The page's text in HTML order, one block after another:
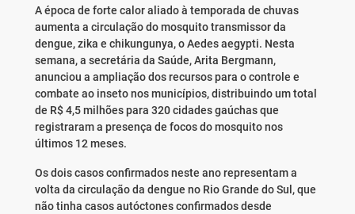
A época de forte calor aliado à temporada de chuvas
aumenta a circulação do mosquito transmissor da
dengue, zika e chikungunya, o Aedes aegypti. Nesta
semana, a secretária da Saúde, Arita Bergmann,
anunciou a ampliação dos recursos para o controle e
combate ao inseto nos municípios, distribuindo um total
de R$ 4,5 milhões para 320 cidades gaúchas que
registraram a presença de focos do mosquito nos
últimos 12 meses.
Os dois casos confirmados neste ano representam a
volta da circulação da dengue no Rio Grande do Sul, que
não tinha casos autóctones confirmados desde